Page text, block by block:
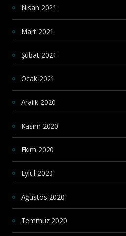
Nisan 2021
Mart 2021
Şubat 2021
Ocak 2021
Aralık 2020
Kasım 2020
Ekim 2020
Eylül 2020
Ağustos 2020
Temmuz 2020